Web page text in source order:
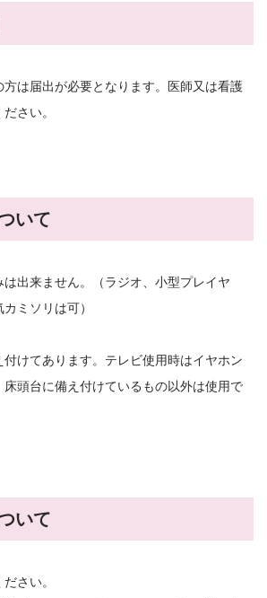
は届出が必要となります。医師又は看護
さい。
いて
出来ません。（ラジオ、小型プレイヤ
ミソリは可）
けてあります。テレビ使用時はイヤホン
頭台に備え付けているもの以外は使用で
いて
さい。